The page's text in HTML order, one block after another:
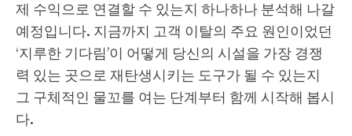
제 수익으로 연결할 수 있는지 하나하나 분석해 나갈
예정입니다. 지금까지 고객 이탈의 주요 원인이었던
‘지루한 기다림’이 어떻게 당신의 시설을 가장 경쟁
력 있는 곳으로 재탄생시키는 도구가 될 수 있는지
그 구체적인 물꼬를 여는 단계부터 함께 시작해 봅시
다.